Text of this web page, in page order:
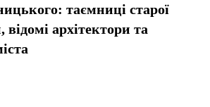
таємниці старої
відомі архітектори та